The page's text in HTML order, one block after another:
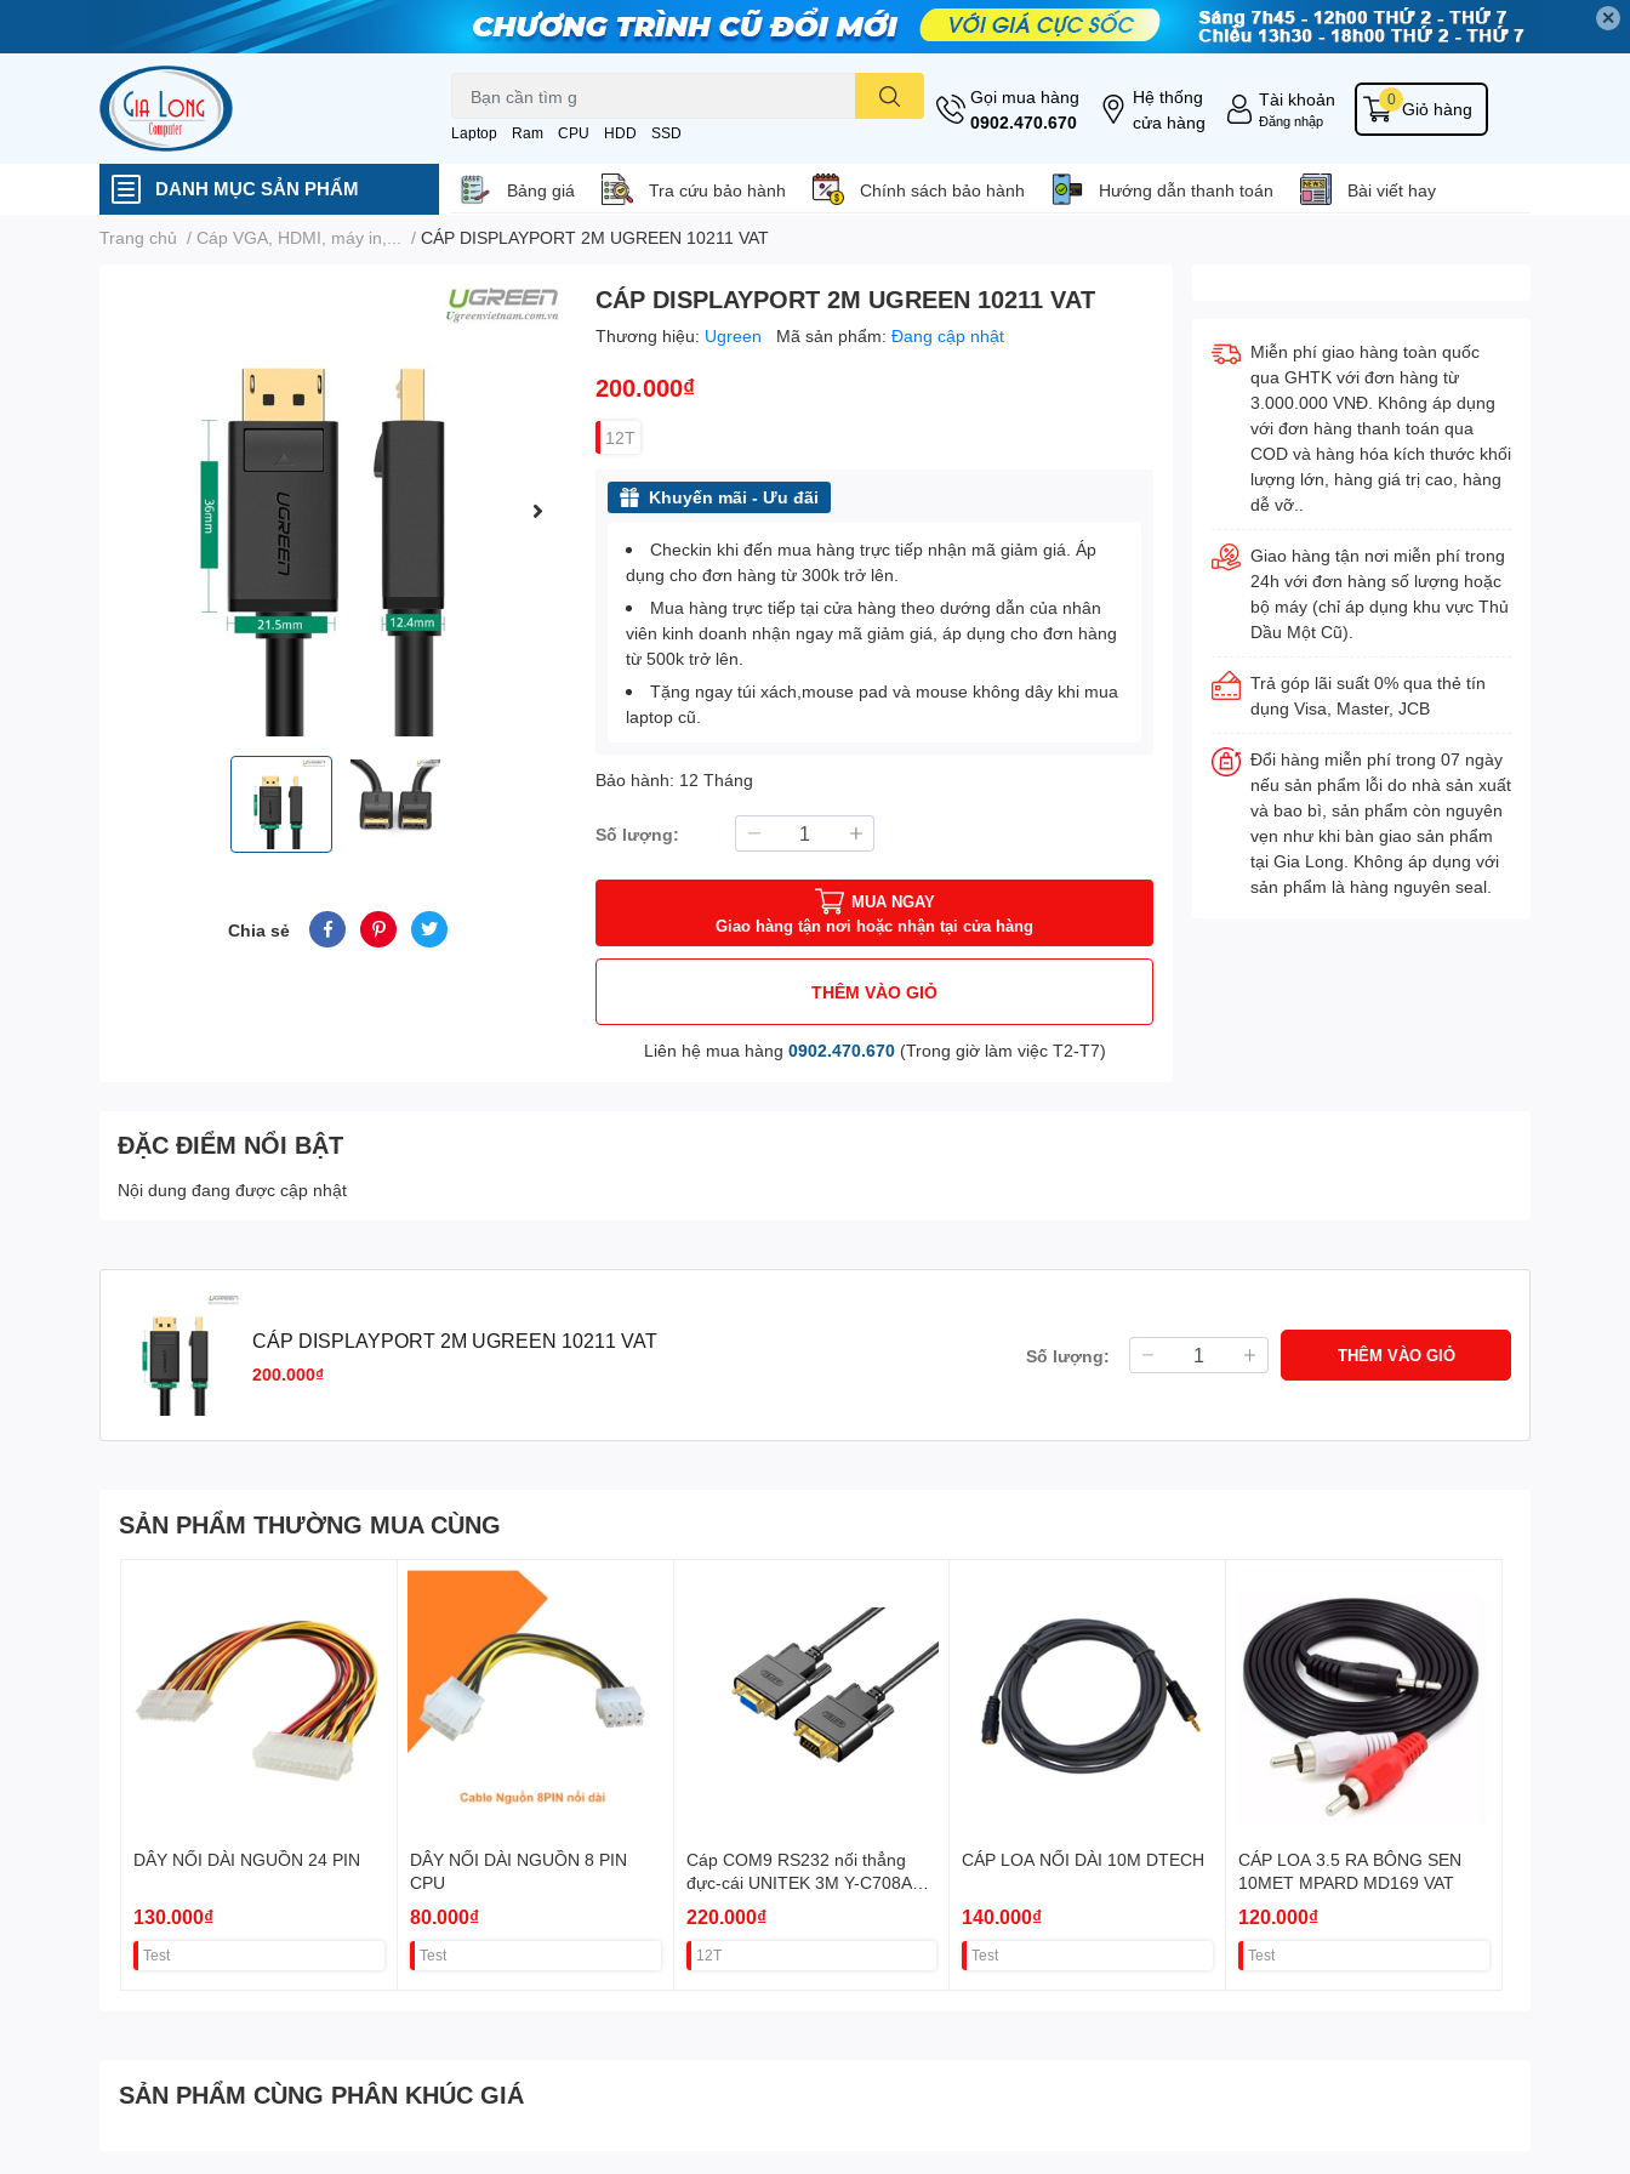
✕
Laptop Ram CPU HDD SSD
Gọi mua hàng
0902.470.670
Hệ thống
cửa hàng
Tài khoản
Đăng nhập
Giỏ hàng
0
DANH MỤC SẢN PHẨM Bảng giá Tra cứu bảo hành Chính sách bảo hành Hướng dẫn thanh toán Bài viết hay
Trang chủ / Cáp VGA, HDMI, máy in,... / CÁP DISPLAYPORT 2M UGREEN 10211 VAT
Chia sẻ
CÁP DISPLAYPORT 2M UGREEN 10211 VAT
Thương hiệu: Ugreen Mã sản phẩm:Đang cập nhật
200.000₫
12T
Khuyến mãi - Ưu đãi
Checkin khi đến mua hàng trực tiếp nhận mã giảm giá. Áp
dụng cho đơn hàng từ 300k trở lên.
Mua hàng trực tiếp tại cửa hàng theo dướng dẫn của nhân
viên kinh doanh nhận ngay mã giảm giá, áp dụng cho đơn hàng
từ 500k trở lên.
Tặng ngay túi xách,mouse pad và mouse không dây khi mua
laptop cũ.
Bảo hành: 12 Tháng
Số lượng:
MUA NGAY
Giao hàng tận nơi hoặc nhận tại cửa hàng
THÊM VÀO GIỎ
Liên hệ mua hàng 0902.470.670(Trong giờ làm việc T2-T7)
Miễn phí giao hàng toàn quốc
qua GHTK với đơn hàng từ
3.000.000 VNĐ. Không áp dụng
với đơn hàng thanh toán qua
COD và hàng hóa kích thước khối
lượng lớn, hàng giá trị cao, hàng
dễ vỡ..
Giao hàng tận nơi miễn phí trong
24h với đơn hàng số lượng hoặc
bộ máy (chỉ áp dụng khu vực Thủ
Dầu Một Cũ).
Trả góp lãi suất 0% qua thẻ tín
dụng Visa, Master, JCB
Đổi hàng miễn phí trong 07 ngày
nếu sản phẩm lỗi do nhà sản xuất
và bao bì, sản phẩm còn nguyên
vẹn như khi bàn giao sản phẩm
tại Gia Long. Không áp dụng với
sản phẩm là hàng nguyên seal.
ĐẶC ĐIỂM NỔI BẬT
Nội dung đang được cập nhật
CÁP DISPLAYPORT 2M UGREEN 10211 VAT
200.000₫
Số lượng: THÊM VÀO GIỎ
SẢN PHẨM THƯỜNG MUA CÙNG
DÂY NỐI DÀI NGUỒN 24 PIN
130.000₫
Test
DÂY NỐI DÀI NGUỒN 8 PIN
CPU
80.000₫
Test
Cáp COM9 RS232 nối thẳng
đực-cái UNITEK 3M Y-C708ABK
VAT
220.000₫
12T
CÁP LOA NỐI DÀI 10M DTECH
140.000₫
Test
CÁP LOA 3.5 RA BÔNG SEN
10MET MPARD MD169 VAT
120.000₫
Test
SẢN PHẨM CÙNG PHÂN KHÚC GIÁ